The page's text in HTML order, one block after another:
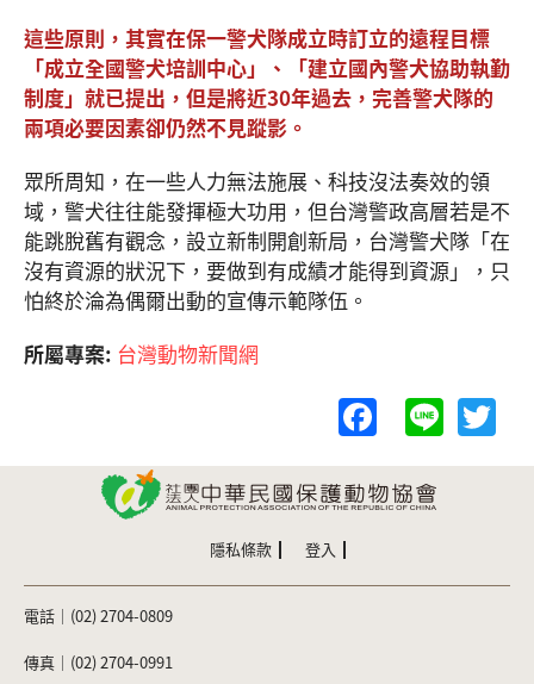
這些原則，其實在保一警犬隊成立時訂立的遠程目標
「成立全國警犬培訓中心」、「建立國內警犬協助執勤
制度」就已提出，但是將近30年過去，完善警犬隊的
兩項必要因素卻仍然不見蹤影。
眾所周知，在一些人力無法施展、科技沒法奏效的領
域，警犬往往能發揮極大功用，但台灣警政高層若是不
能跳脫舊有觀念，設立新制開創新局，台灣警犬隊「在
沒有資源的狀況下，要做到有成績才能得到資源」，只
怕終於淪為偶爾出動的宣傳示範隊伍。
所屬專案: 台灣動物新聞網
F
a
c
e
o
Li
n
隱私條款 登入
電話｜(02) 2704-0809
傳真｜(02) 2704-0991